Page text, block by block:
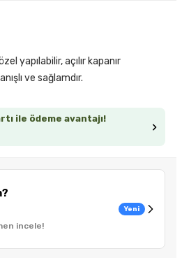
ile ödeme avantajı!
incele!
Yeni
yapılabilir, açılır kapanır
ve sağlamdır.